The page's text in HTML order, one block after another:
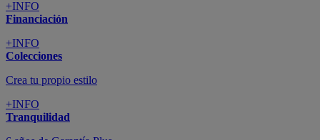
+INFO
Financiación
+INFO
Colecciones
Crea tu propio estilo
+INFO
Tranquilidad